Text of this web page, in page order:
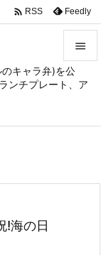
キャラ弁)を公
ンチプレート、ア


メニュ
サイド

 RSS Feedly
!海の日